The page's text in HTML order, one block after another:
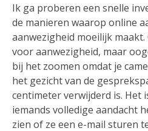
Ik ga proberen een snelle
de manieren waarop online
aanwezigheid moeilijk
voor aanwezigheid, maar
bij het zoomen omdat je
het gezicht van de
centimeter verwijderd is. Het
iemands volledige aandacht
zien of ze een e-mail sturen